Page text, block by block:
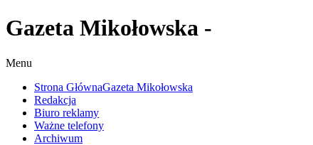
Gazeta Mikołowska -
Menu
Strona GłównaGazeta Mikołowska
Redakcja
Biuro reklamy
Ważne telefony
Archiwum